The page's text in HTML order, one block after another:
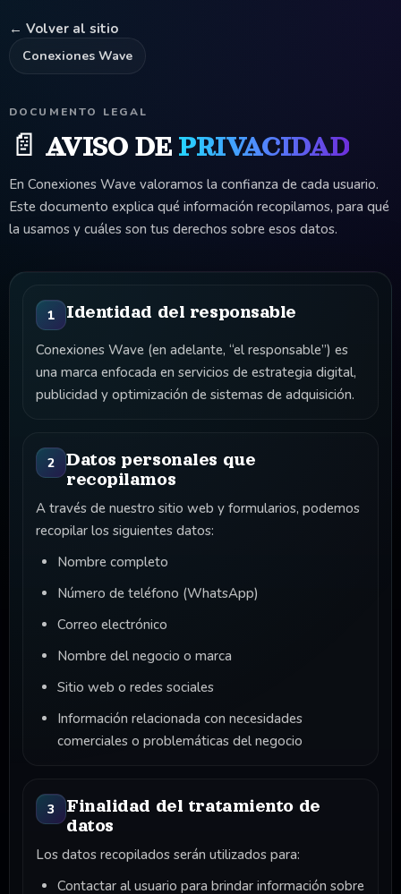
← Volver al sitio
Conexiones Wave
DOCUMENTO LEGAL
📄 AVISO DE PRIVACIDAD
En Conexiones Wave valoramos la confianza de cada usuario.
Este documento explica qué información recopilamos, para qué
la usamos y cuáles son tus derechos sobre esos datos.
1 Identidad del responsable
Conexiones Wave (en adelante, “el responsable”) es
una marca enfocada en servicios de estrategia digital,
publicidad y optimización de sistemas de adquisición.
2
Datos personales que
recopilamos
A través de nuestro sitio web y formularios, podemos
recopilar los siguientes datos:
Nombre completo
Número de teléfono (WhatsApp)
Correo electrónico
Nombre del negocio o marca
Sitio web o redes sociales
Información relacionada con necesidades
comerciales o problemáticas del negocio
3
Finalidad del tratamiento de
datos
Los datos recopilados serán utilizados para:
Contactar al usuario para brindar información sobre